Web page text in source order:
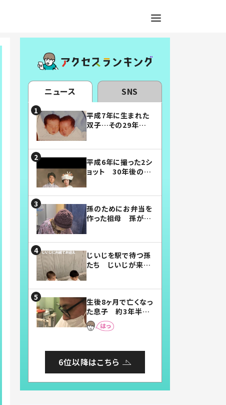
ニュース SNS
平成7年に生まれた
双子…その29年後
平成6年に撮った2シ
ョット 30年後の姿
孫のためにお弁当を
作った祖母 孫が絶
じいじを駅で待つ孫
たち じいじが来た
まらない」「幸せにな
れる」
生後8ヶ月で亡くなっ
た息子 約3年半
後、当時の妻の日記
に書いてあった本音
6位以降はこちら